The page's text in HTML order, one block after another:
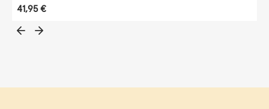
Regulärer Preis:
41,95 €